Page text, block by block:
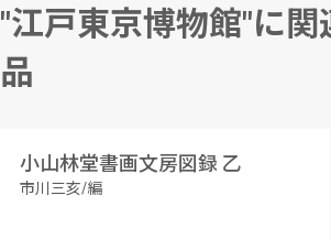
"江戸東京博物館"に関
品
小山林堂書画文房図録 乙
市川三亥/編